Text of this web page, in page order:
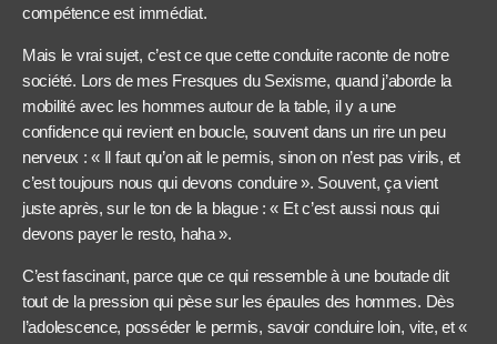
compétence est immédiat.
Mais le vrai sujet, c’est ce que cette conduite raconte de notre
société. Lors de mes Fresques du Sexisme, quand j’aborde la
mobilité avec les hommes autour de la table, il y a une
confidence qui revient en boucle, souvent dans un rire un peu
nerveux : « Il faut qu’on ait le permis, sinon on n’est pas virils, et
c’est toujours nous qui devons conduire ». Souvent, ça vient
juste après, sur le ton de la blague : « Et c’est aussi nous qui
devons payer le resto, haha ».
C’est fascinant, parce que ce qui ressemble à une boutade dit
tout de la pression qui pèse sur les épaules des hommes. Dès
l’adolescence, posséder le permis, savoir conduire loin, vite, et «